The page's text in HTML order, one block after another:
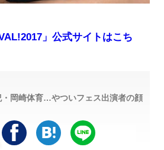
」公式サイトはこち
岡崎体育…やついフェス出演者の顔